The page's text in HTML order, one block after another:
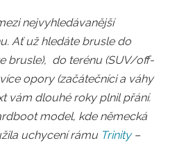
nejvyhledávanější
Ať už hledáte brusle do
brusle), do terénu (SUV/off-
opory (začátečníci a váhy
vám dlouhé roky plnil přání.
model, kde německá
uchycení rámu Trinity–